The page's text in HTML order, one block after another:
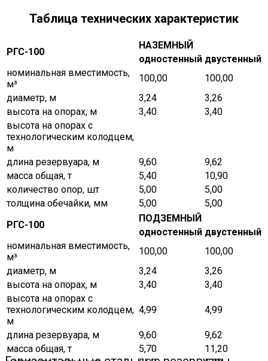
Таблица технических характеристик
РГС-100
НАЗЕМНЫЙ
одностенный двустенный
номинальная вместимость,
м³
100,00
100,00
диаметр, м
3,24
3,26
высота на опорах, м
3,40
3,40
высота на опорах с
технологическим колодцем,
м
длина резервуара, м
9,60
9,62
масса общая, т
5,40
10,90
количество опор, шт
5,00
5,00
толщина обечайки, мм
5,00
5,00
РГС-100
ПОДЗЕМНЫЙ
одностенный двустенный
номинальная вместимость,
м³
100,00
100,00
диаметр, м
3,24
3,26
высота на опорах, м
3,40
3,40
высота на опорах с
технологическим колодцем,
м
4,99 4,99
длина резервуара, м 9,60
9,62
масса общая, т
5,70
11,20